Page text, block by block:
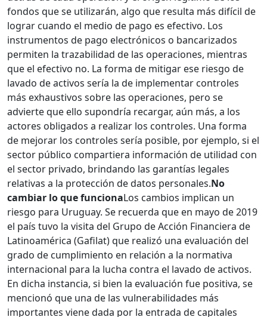
fondos que se utilizarán, algo que resulta más difícil de
lograr cuando el medio de pago es efectivo. Los
instrumentos de pago electrónicos o bancarizados
permiten la trazabilidad de las operaciones, mientras
que el efectivo no. La forma de mitigar ese riesgo de
lavado de activos sería la de implementar controles
más exhaustivos sobre las operaciones, pero se
advierte que ello supondría recargar, aún más, a los
actores obligados a realizar los controles. Una forma
de mejorar los controles sería posible, por ejemplo, si el
sector público compartiera información de utilidad con
el sector privado, brindando las garantías legales
relativas a la protección de datos personales.No
cambiar lo que funcionaLos cambios implican un
riesgo para Uruguay. Se recuerda que en mayo de 2019
el país tuvo la visita del Grupo de Acción Financiera de
Latinoamérica (Gafilat) que realizó una evaluación del
grado de cumplimiento en relación a la normativa
internacional para la lucha contra el lavado de activos.
En dicha instancia, si bien la evaluación fue positiva, se
mencionó que una de las vulnerabilidades más
importantes viene dada por la entrada de capitales